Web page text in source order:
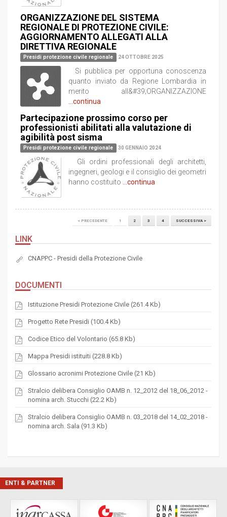
ORGANIZZAZIONE DEL SISTEMA
REGIONALE DI PROTEZIONE CIVILE:
AGGIORNAMENTO ALLEGATI ALLA
DIRETTIVA REGIONALE
Presidi protezione civile regionale 24 OTTOBRE 2025
Si pubblica per opportuna conoscenza
quanto inviato da Regione Lombardia in
merito all&#39;ORGANIZZAZIONE
...continua
Partecipazione prossimo corso per
professionisti abilitati alla valutazione di
agibilità post sisma
Presidi protezione civile regionale 30 GENNAIO 2024
Gli ordini professionali degli architetti,
ingegneri, geologi e il consiglio dei geometri
hanno costituito
...continua
< PRECEDENTE 1 2 3 4 SUCCESSIVA >
LINK
CNAPPC - Presidi della Protezione Civile
DOCUMENTI
Istituzione Presidi Protezione Civile (261.4 Kb)
Progetto Rete Presidi (100.4 Kb)
Codice Etico del Volontario (65.8 Kb)
Mappa Presidi istituiti (228.8 Kb)
Glossario acronimi Protezione Civile (21 Kb)
Stralcio delibera Consiglio OAMB n. 12_2012 del 18_06_2012 -
nomina arch. Stucchi (22.2 Kb)
Stralcio delibera Consiglio OAMB n. 03_2018 del 14_02_2018 -
nomina arch. Sala (91.3 Kb)
ENTI & PARTNER